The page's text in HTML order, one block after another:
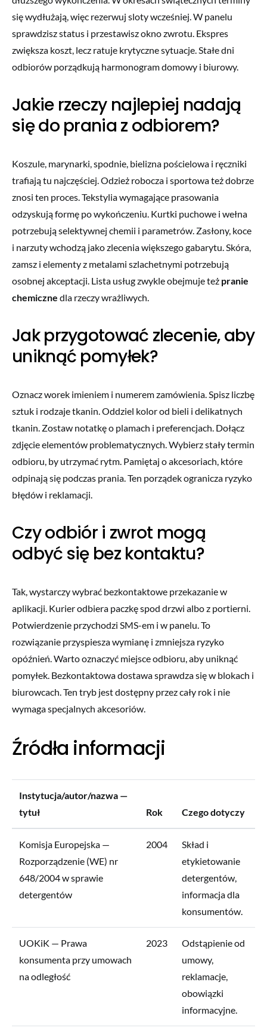
się wydłużają, więc rezerwuj sloty wcześniej. W panelu
sprawdzisz status i przestawisz okno zwrotu. Ekspres
zwiększa koszt, lecz ratuje krytyczne sytuacje. Stałe dni
odbiorów porządkują harmonogram domowy i biurowy.
Jakie rzeczy najlepiej nadają
się do prania z odbiorem?
Koszule, marynarki, spodnie, bielizna pościelowa i ręczniki
trafiają tu najczęściej. Odzież robocza i sportowa też dobrze
znosi ten proces. Tekstylia wymagające prasowania
odzyskują formę po wykończeniu. Kurtki puchowe i wełna
potrzebują selektywnej chemii i parametrów. Zasłony, koce
i narzuty wchodzą jako zlecenia większego gabarytu. Skóra,
zamsz i elementy z metalami szlachetnymi potrzebują
osobnej akceptacji. Lista usług zwykle obejmuje też pranie
chemiczne dla rzeczy wrażliwych.
Jak przygotować zlecenie, aby
uniknąć pomyłek?
Oznacz worek imieniem i numerem zamówienia. Spisz liczbę
sztuk i rodzaje tkanin. Oddziel kolor od bieli i delikatnych
tkanin. Zostaw notatkę o plamach i preferencjach. Dołącz
zdjęcie elementów problematycznych. Wybierz stały termin
odbioru, by utrzymać rytm. Pamiętaj o akcesoriach, które
odpinają się podczas prania. Ten porządek ogranicza ryzyko
błędów i reklamacji.
Czy odbiór i zwrot mogą
odbyć się bez kontaktu?
Tak, wystarczy wybrać bezkontaktowe przekazanie w
aplikacji. Kurier odbiera paczkę spod drzwi albo z portierni.
Potwierdzenie przychodzi SMS-em i w panelu. To
rozwiązanie przyspiesza wymianę i zmniejsza ryzyko
opóźnień. Warto oznaczyć miejsce odbioru, aby uniknąć
pomyłek. Bezkontaktowa dostawa sprawdza się w blokach i
biurowcach. Ten tryb jest dostępny przez cały rok i nie
wymaga specjalnych akcesoriów.
Źródła informacji
Instytucja/autor/nazwa —
tytuł
Rok Czego dotyczy
Komisja Europejska —
Rozporządzenie (WE) nr
648/2004 w sprawie
detergentów
2004
Skład i
etykietowanie
detergentów,
informacja dla
konsumentów.
UOKiK — Prawa
konsumenta przy umowach
na odległość
2023
Odstąpienie od
umowy,
reklamacje,
obowiązki
informacyjne.